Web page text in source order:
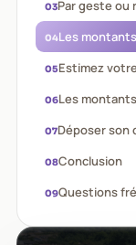
Par geste ou
Les
Estimez
Les
Déposer son
Conclusion
Questions